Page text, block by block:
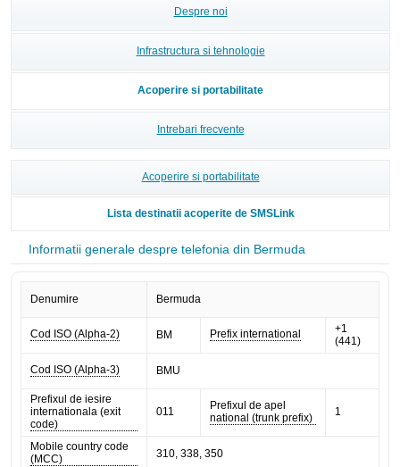
Despre noi
Infrastructura si tehnologie
Acoperire si portabilitate
Intrebari frecvente
Acoperire si portabilitate
Lista destinatii acoperite de SMSLink
Informatii generale despre telefonia din Bermuda
Denumire Bermuda
Cod ISO (Alpha-2) BM Prefix international
+1
(441)
Cod ISO (Alpha-3) BMU
Prefixul de iesire
internationala (exit
code)
011
Prefixul de apel
national (trunk prefix)
1
Mobile country code
(MCC)
310, 338, 350